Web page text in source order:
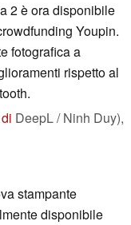
2 è ora disponibile
Youpin.
fotografica a
rispetto al
DeepL / Ninh Duy),
stampante
disponibile